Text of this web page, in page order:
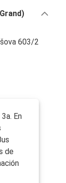
603/2
En
de